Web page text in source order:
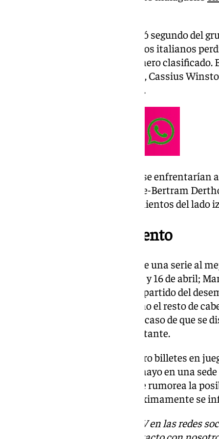
El Pallacanestro Reggiana quedó segundo del
Manresa y Aliaga Petkimspor. Los italianos
Laguna Tenerife, que fue el primero
jugadores como Kenneth Faried, Cassius
jugadores con mejor valoración.
En caso de pasar a semifinales se enfrentarían
Nanterre 92. La Laguna Tenerife-Bertram
Galatasaray son los emparejamientos del lado
Fechas y funcionamiento
La ronda de cuartos final incluye una serie al
y 9 de abril (primera jornada), 15 y 16 de abril;
segunda jornada. Por último, el partido del
del mismo mes. El Unicaja, como el resto de
el primer partido y el tercero en caso de que se
Semana Santa jugará como visitante.
En los cuartos de final hay cuatro billetes en
Esta se celebrará del 8 al 11 de mayo en una
conocer. Entre las aspirantes se rumorea la
Atenas o Murcia, por lo que próximamente se
Descubre más noticias de 101TV en las redes